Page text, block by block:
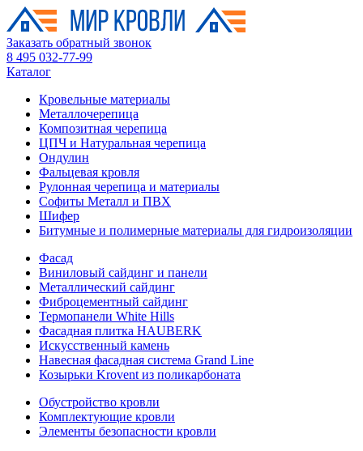
Заказать обратный звонок
8 495 032-77-99
Каталог
Кровельные материалы
Металлочерепица
Композитная черепица
ЦПЧ и Натуральная черепица
Ондулин
Фальцевая кровля
Рулонная черепица и материалы
Софиты Металл и ПВХ
Шифер
Битумные и полимерные материалы для гидроизоляции
Фасад
Виниловый сайдинг и панели
Металлический сайдинг
Фиброцементный сайдинг
Термопанели White Hills
Фасадная плитка HAUBERK
Искусственный камень
Навесная фасадная система Grand Line
Козырьки Krovent из поликарбоната
Обустройство кровли
Комплектующие кровли
Элементы безопасности кровли